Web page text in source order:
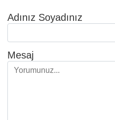
Adınız Soyadınız
Mesaj